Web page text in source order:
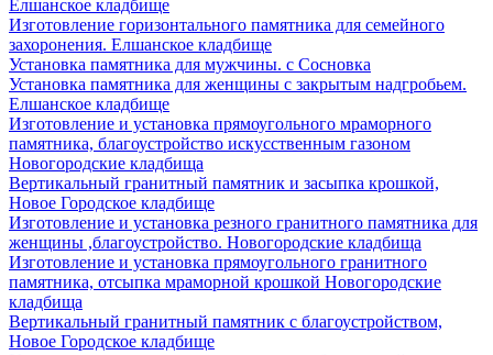
Елшанское кладбище
Изготовление горизонтального памятника для семейного
захоронения. Елшанское кладбище
Установка памятника для мужчины. с Сосновка
Установка памятника для женщины с закрытым надгробьем.
Елшанское кладбище
Изготовление и установка прямоугольного мраморного
памятника, благоустройство искусственным газоном
Новогородские кладбища
Вертикальный гранитный памятник и засыпка крошкой,
Новое Городское кладбище
Изготовление и установка резного гранитного памятника для
женщины ,благоустройство. Новогородские кладбища
Изготовление и установка прямоугольного гранитного
памятника, отсыпка мраморной крошкой Новогородские
кладбища
Вертикальный гранитный памятник с благоустройством,
Новое Городское кладбище